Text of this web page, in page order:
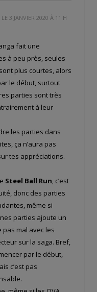
LE 3 JANVIER 2020 À 11 H
fait une
à peu près, seules
plus courtes, alors
le début, surtout
parties sont très
à leur
les parties dans
ça n’aura pas
tes appréciations.
Steel Ball Run, c’est
donc des parties
même si
parties ajoute un
pas mal avec les
sur la saga. Bref,
par le début,
c’est pas